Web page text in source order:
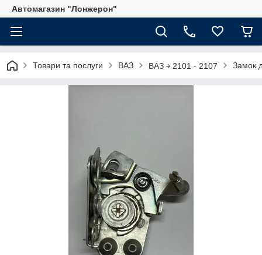
Автомагазин "Лонжерон"
Товари та послуги ВАЗ ВАЗ ￫ 2101 - 2107 Замок